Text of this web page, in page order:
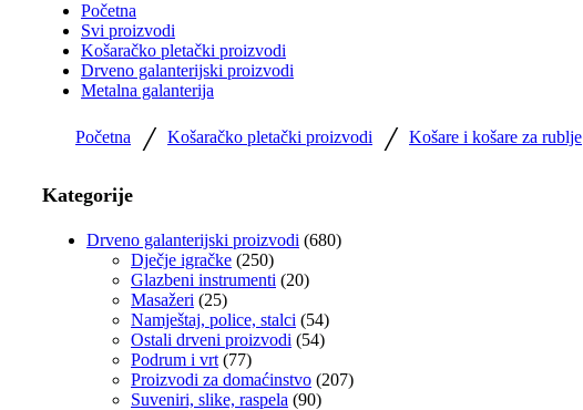
Početna
Svi proizvodi
Košaračko pletački proizvodi
Drveno galanterijski proizvodi
Metalna galanterija
Početna / Košaračko pletački proizvodi / Košare i košare za rublje
Kategorije
Drveno galanterijski proizvodi (680)
Dječje igračke (250)
Glazbeni instrumenti (20)
Masažeri (25)
Namještaj, police, stalci (54)
Ostali drveni proizvodi (54)
Podrum i vrt (77)
Proizvodi za domaćinstvo (207)
Suveniri, slike, raspela (90)